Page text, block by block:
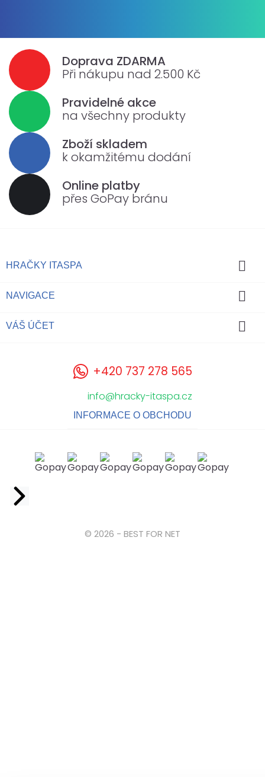
Doprava ZDARMA
Při nákupu nad 2.500 Kč
Pravidelné akce
na všechny produkty
Zboží skladem
k okamžitému dodání
Online platby
přes GoPay bránu
HRAČKY ITASPA 
NAVIGACE 
VÁŠ ÚČET 
+420 737 278 565
info@hracky-itaspa.cz
INFORMACE O OBCHODU
© 2026 - BEST FOR NET